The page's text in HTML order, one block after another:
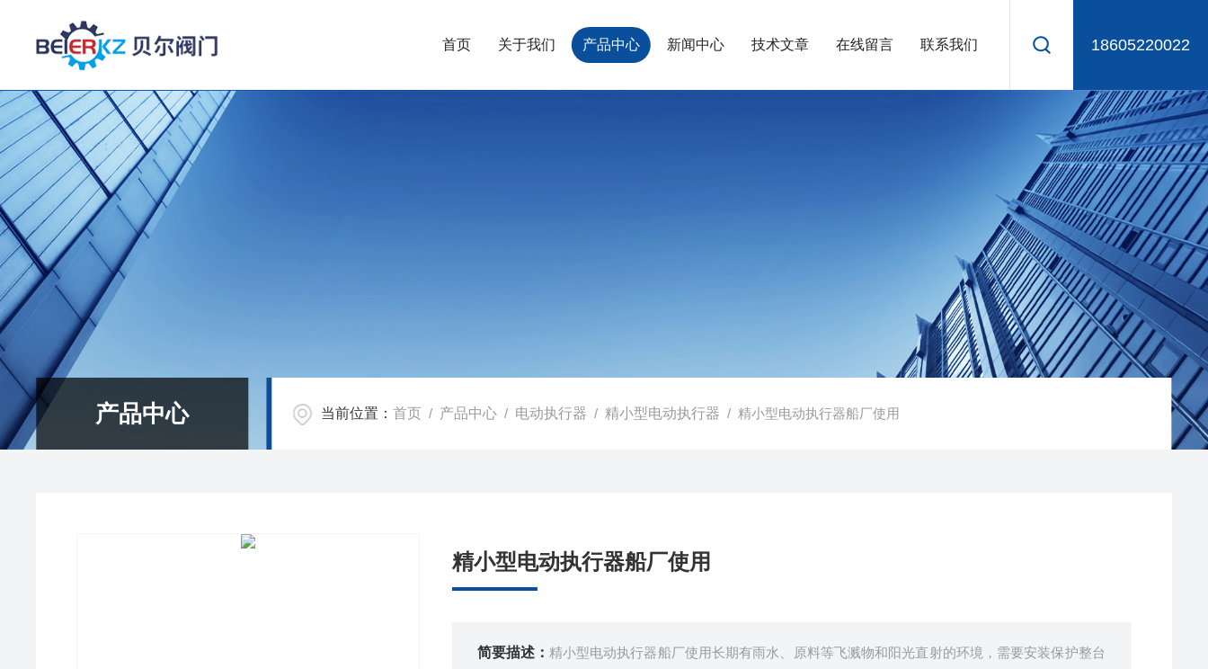
18605220022
首页 关于我们 产品中心 新闻中心 技术文章 在线留言 联系我们
产品中心 当前位置：首页 / 产品中心 / 电动执行器 / 精小型电动执行器 / 精小型电动执行器船厂使用
精小型电动执行器船厂使用
简要描述： 精小型电动执行器船厂使用长期有雨水、原料等飞溅物和阳光直射的环境，需要安装保护整台